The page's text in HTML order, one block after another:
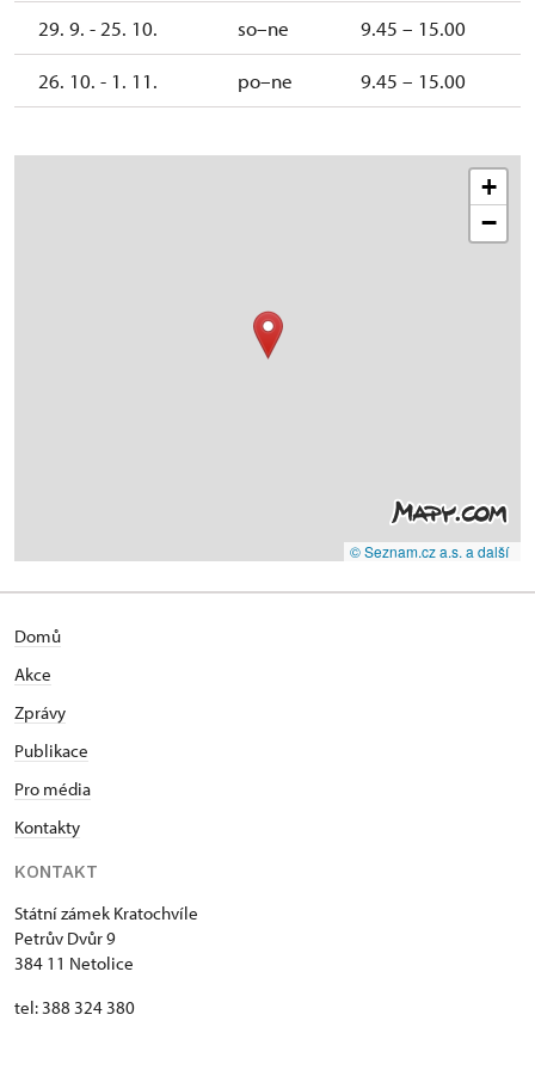
29. 9. - 25. 10. so–ne 9.45 – 15.00
26. 10. - 1. 11. po–ne 9.45 – 15.00
+
−
© Seznam.cz a.s. a další
Domů
Akce
Zprávy
Publikace
Pro média
Kontakty
KONTAKT
Státní zámek Kratochvíle
Petrův Dvůr 9
384 11 Netolice
tel: 388 324 380